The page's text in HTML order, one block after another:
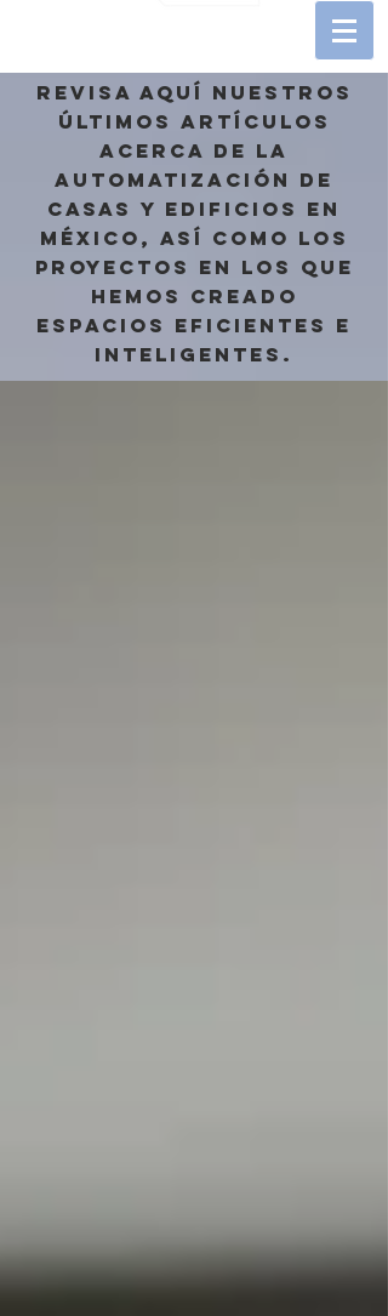
REVISA AQUÍ NUESTROS
ÚLTIMOS ARTÍCULOS
ACERCA DE LA
AUTOMATIZACIÓN DE
CASAS Y EDIFICIOS EN
MÉXICO, ASÍ COMO LOS
proyectos en los que
hemos creado
espacios eficientes e
inteligentes.